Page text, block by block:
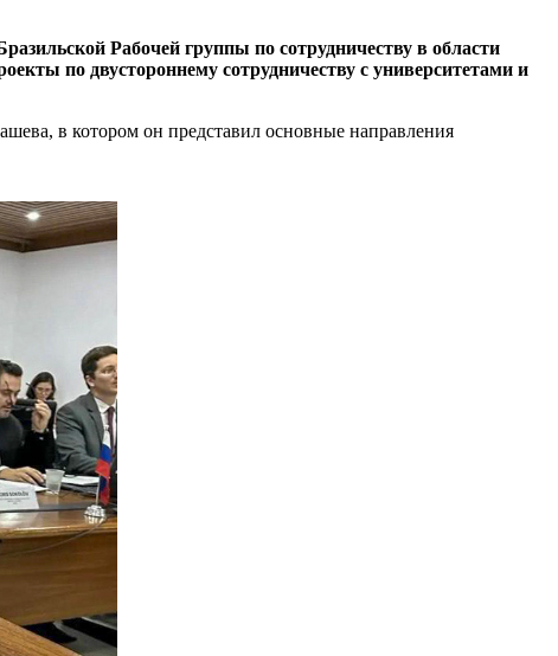
Рабочей группы по сотрудничеству в области
по двустороннему сотрудничеству с университетами и
в котором он представил основные направления